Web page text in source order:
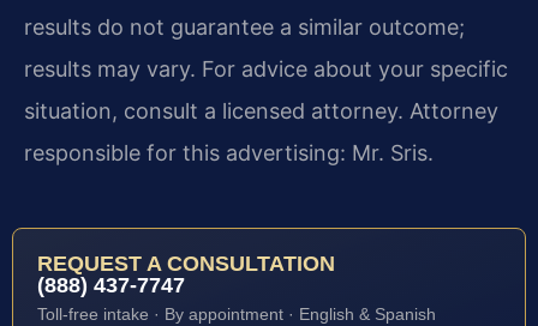
results do not guarantee a similar outcome;
results may vary. For advice about your specific
situation, consult a licensed attorney. Attorney
responsible for this advertising: Mr. Sris.
REQUEST A CONSULTATION
(888) 437-7747
Toll-free intake · By appointment · English & Spanish